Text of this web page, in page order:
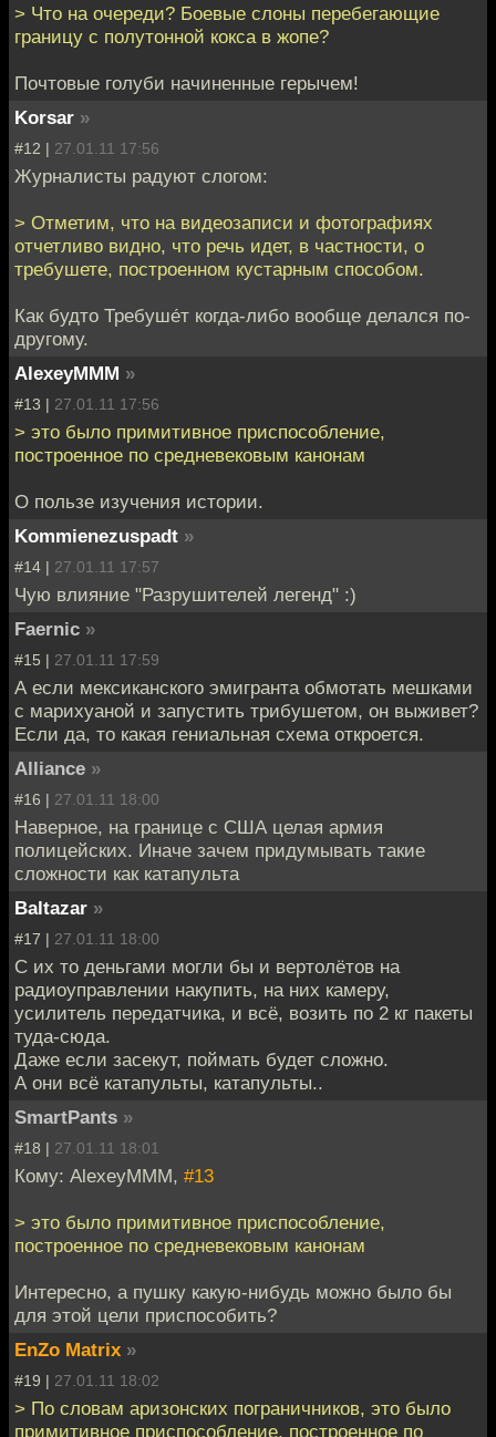
> Что на очереди? Боевые слоны перебегающие
границу с полутонной кокса в жопе?
Почтовые голуби начиненные герычем!
Korsar »
#12 | 27.01.11 17:56
Журналисты радуют слогом:
> Отметим, что на видеозаписи и фотографиях
отчетливо видно, что речь идет, в частности, о
требушете, построенном кустарным способом.
Как будто Требуше́т когда-либо вообще делался по-
другому.
AlexeyMMM »
#13 | 27.01.11 17:56
> это было примитивное приспособление,
построенное по средневековым канонам
О пользе изучения истории.
Kommienezuspadt »
#14 | 27.01.11 17:57
Чую влияние "Разрушителей легенд" :)
Faernic »
#15 | 27.01.11 17:59
А если мексиканского эмигранта обмотать мешками
с марихуаной и запустить трибушетом, он выживет?
Если да, то какая гениальная схема откроется.
Alliance »
#16 | 27.01.11 18:00
Наверное, на границе с США целая армия
полицейских. Иначе зачем придумывать такие
сложности как катапульта
Baltazar »
#17 | 27.01.11 18:00
С их то деньгами могли бы и вертолётов на
радиоуправлении накупить, на них камеру,
усилитель передатчика, и всё, возить по 2 кг пакеты
туда-сюда.
Даже если засекут, поймать будет сложно.
А они всё катапульты, катапульты..
SmartPants »
#18 | 27.01.11 18:01
Кому: AlexeyMMM, #13
> это было примитивное приспособление,
построенное по средневековым канонам
Интересно, а пушку какую-нибудь можно было бы
для этой цели приспособить?
EnZo Matrix »
#19 | 27.01.11 18:02
> По словам аризонских пограничников, это было
примитивное приспособление, построенное по